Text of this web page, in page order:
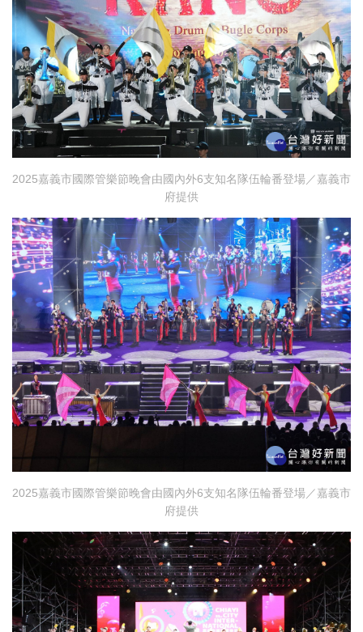
2025嘉義市國際管樂節晚會由國內外6支知名隊伍輪番登場／嘉義市
府提供
2025嘉義市國際管樂節晚會由國內外6支知名隊伍輪番登場／嘉義市
府提供